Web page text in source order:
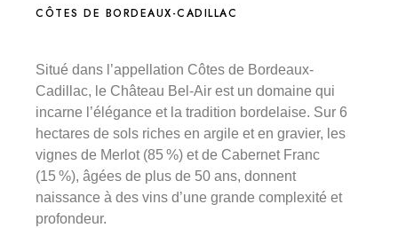
CÔTES DE BORDEAUX-CADILLAC
Situé dans l’appellation Côtes de Bordeaux-
Cadillac, le Château Bel-Air est un domaine qui
incarne l’élégance et la tradition bordelaise. Sur 6
hectares de sols riches en argile et en gravier, les
vignes de Merlot (85 %) et de Cabernet Franc
(15 %), âgées de plus de 50 ans, donnent
naissance à des vins d’une grande complexité et
profondeur.